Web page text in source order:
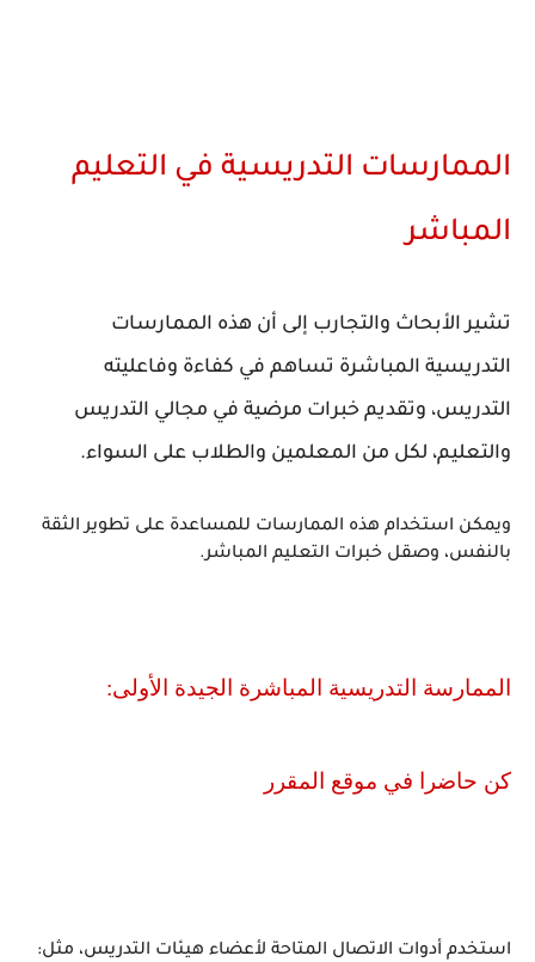
الممارسات التدريسية في التعليم
المباشر
تشير الأبحاث والتجارب إلى أن هذه الممارسات
التدريسية المباشرة تساهم في كفاءة وفاعليته
التدريس، وتقديم خبرات مرضية في مجالي التدريس
والتعليم، لكل من المعلمين والطلاب على السواء.
ويمكن استخدام هذه الممارسات للمساعدة على تطوير الثقة
بالنفس، وصقل خبرات التعليم المباشر.
الممارسة التدريسية المباشرة الجيدة الأولى:
كن حاضرا في موقع المقرر
استخدم أدوات الاتصال المتاحة لأعضاء هيئات التدريس، مثل: